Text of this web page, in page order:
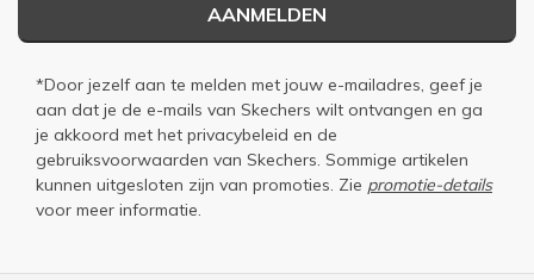
AANMELDEN
*Door jezelf aan te melden met jouw e-mailadres, geef je
aan dat je de e-mails van Skechers wilt ontvangen en ga
je akkoord met het privacybeleid en de
gebruiksvoorwaarden van Skechers. Sommige artikelen
kunnen uitgesloten zijn van promoties. Zie promotie-details
voor meer informatie.